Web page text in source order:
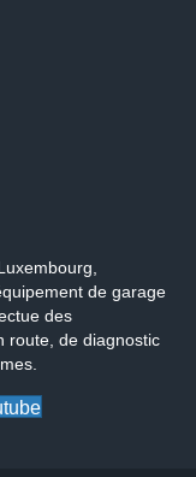
de garage
des
route, de diagnostic